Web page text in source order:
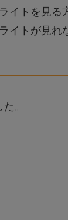
イトを見る
イトが見れ
。